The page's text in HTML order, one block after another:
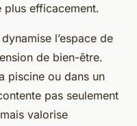
plus efficacement.
dynamise l’espace de
de bien-être.
piscine ou dans un
pas seulement
valorise